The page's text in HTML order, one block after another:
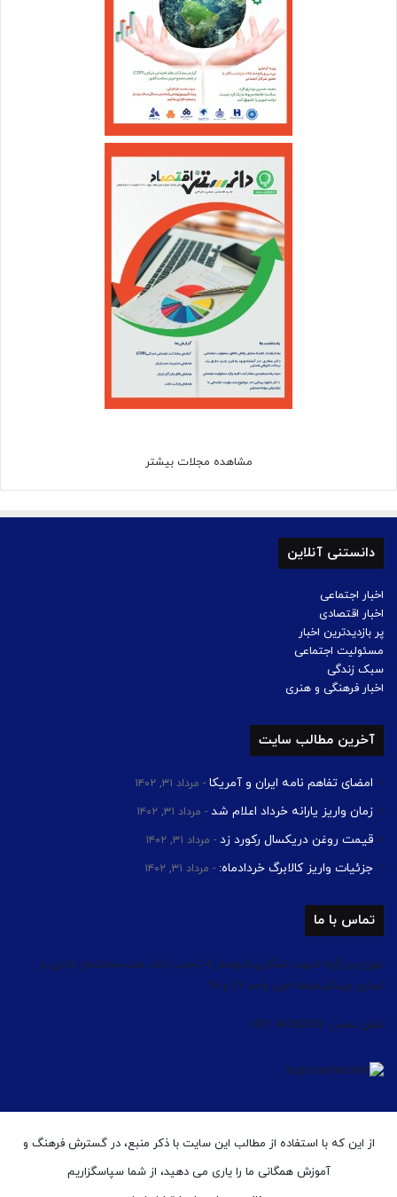
مشاهده مجلات بیشتر
دانستنی آنلاین
اخبار اجتماعی
اخبار اقتصادی
پر بازدیدترین اخبار
مسئولیت اجتماعی
سبک زندگی
اخبار فرهنگی و هنری
آخرین مطالب سایت
امضای تفاهم نامه ایران و آمریکا مرداد ۳۱, ۱۴۰۲
زمان واریز یارانه خرداد اعلام شد مرداد ۳۱, ۱۴۰۲
قیمت روغن دریکسال رکورد زد مرداد ۳۱, ۱۴۰۲
جزئیات واریز کالابرگ خردادماه: مرداد ۳۱, ۱۴۰۲
تماس با ما
تهران،بزرگراه شهید لشگری،کیلومتر 14،جنب بانک ملت،ساختمان اداری و
تجاری چیتگر،طبقه اول، واحد 13 و 14
تلفن تماس: 44182503 021
از این که با استفاده از مطالب این سایت با ذکر منبع، در گسترش فرهنگ و
آموزش همگانی ما را یاری می دهید، از شما سپاسگزاریم